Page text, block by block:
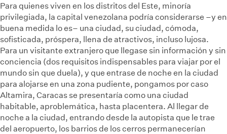
Para quienes viven en los distritos del Este, minoría
privilegiada, la capital venezolana podría considerarse –y en
buena medida lo es– una ciudad, su ciudad, cómoda,
sofisticada, próspera, llena de atractivos, incluso lujosa.
Para un visitante extranjero que llegase sin información y sin
conciencia (dos requisitos indispensables para viajar por el
mundo sin que duela), y que entrase de noche en la ciudad
para alojarse en una zona pudiente, pongamos por caso
Altamira, Caracas se presentaría como una ciudad
habitable, aproblemática, hasta placentera. Al llegar de
noche a la ciudad, entrando desde la autopista que le trae
del aeropuerto, los barrios de los cerros permanecerían